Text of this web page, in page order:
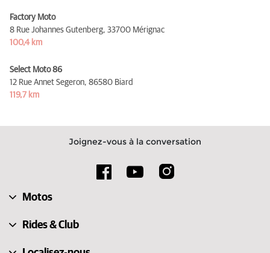
Factory Moto
8 Rue Johannes Gutenberg, 33700 Mérignac
100,4 km
Select Moto 86
12 Rue Annet Segeron, 86580 Biard
119,7 km
Joignez-vous à la conversation
Motos
Rides & Club